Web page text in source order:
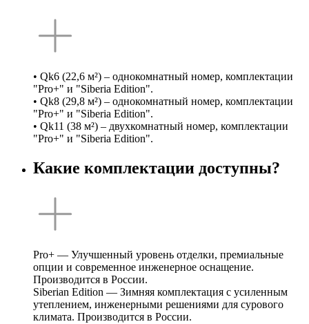
• Qk6 (22,6 м²) – однокомнатный номер, комплектации
"Pro+" и "Siberia Edition".
• Qk8 (29,8 м²) – однокомнатный номер, комплектации
"Pro+" и "Siberia Edition".
• Qk11 (38 м²) – двухкомнатный номер, комплектации
"Pro+" и "Siberia Edition".
Какие комплектации доступны?
Pro+ — Улучшенный уровень отделки, премиальные
опции и современное инженерное оснащение.
Производится в России.
Siberian Edition — Зимняя комплектация с усиленным
утеплением, инженерными решениями для сурового
климата. Производится в России.